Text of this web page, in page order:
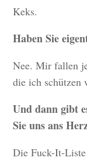
Keks.
Haben Sie
Nee. Mir fallen
die ich schützen
Und dann gibt
Sie uns ans
Die Fuck-It-